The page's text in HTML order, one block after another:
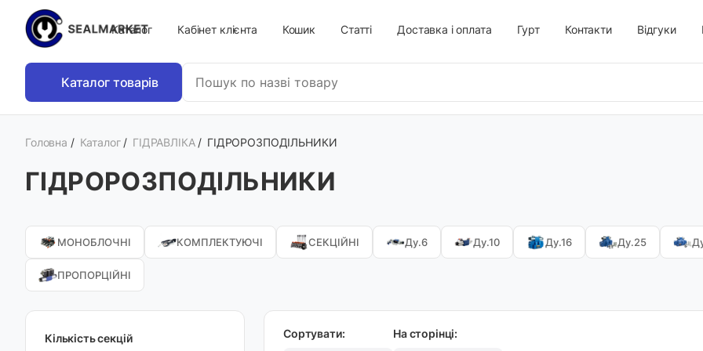
Каталог Кабінет клієнта Кошик Статті Доставка і оплата Гурт Контакти Відгуки
Каталог товарів
Головна / Каталог / ГІДРАВЛІКА / ГІДРОРОЗПОДІЛЬНИКИ
ГІДРОРОЗПОДІЛЬНИКИ
МОНОБЛОЧНІ КОМПЛЕКТУЮЧІ СЕКЦІЙНІ Ду.6 Ду.10 Ду.16 Ду.25
ПРОПОРЦІЙНІ
Кількість секцій Сортувати: На сторінці: